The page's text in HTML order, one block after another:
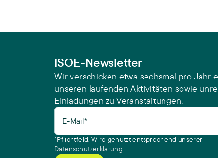
ISOE-Newsletter
Wir verschicken etwa sechsmal pro Jahr
unseren laufenden Aktivitäten sowie
Einladungen zu Veranstaltungen.
E-Mail*
*Pflichtfeld. Wird genutzt entsprechend unserer
Datenschutzerklärung.